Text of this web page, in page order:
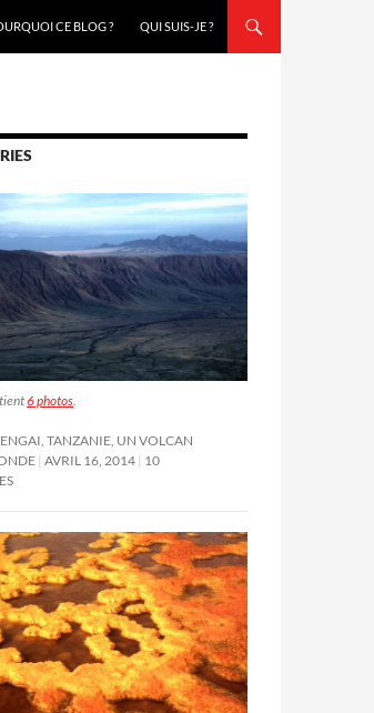
CE BLOG ? QUI SUIS-JE ?
6 photos.
TANZANIE, UN VOLCAN
AVRIL 16, 2014 10